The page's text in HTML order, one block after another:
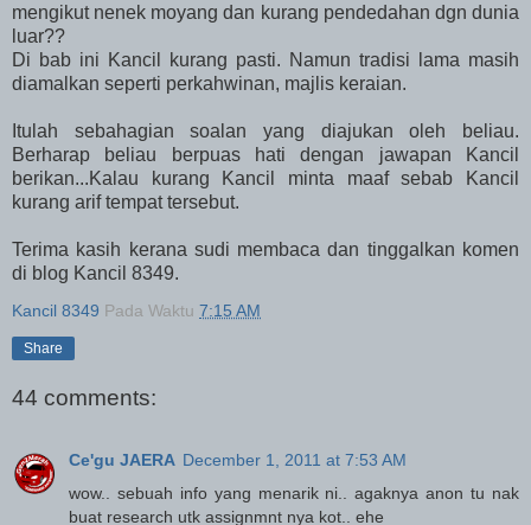
mengikut nenek moyang dan kurang pendedahan dgn dunia
luar??
Di bab ini Kancil kurang pasti. Namun tradisi lama masih
diamalkan seperti perkahwinan, majlis keraian.
Itulah sebahagian soalan yang diajukan oleh beliau.
Berharap beliau berpuas hati dengan jawapan Kancil
berikan...Kalau kurang Kancil minta maaf sebab Kancil
kurang arif tempat tersebut.
Terima kasih kerana sudi membaca dan tinggalkan komen
di blog Kancil 8349.
Kancil 8349 Pada Waktu 7:15 AM
Share
44 comments:
Ce'gu JAERA December 1, 2011 at 7:53 AM
wow.. sebuah info yang menarik ni.. agaknya anon tu nak
buat research utk assignmnt nya kot.. ehe